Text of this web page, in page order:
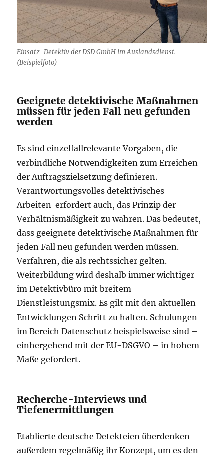
Einsatz-Detektiv der DSD GmbH im Auslandsdienst.
(Beispielfoto)
Geeignete detektivische Maßnahmen
müssen für jeden Fall neu gefunden
werden
Es sind einzelfallrelevante Vorgaben, die
verbindliche Notwendigkeiten zum Erreichen
der Auftragszielsetzung definieren.
Verantwortungsvolles detektivisches
Arbeiten erfordert auch, das Prinzip der
Verhältnismäßigkeit zu wahren. Das bedeutet,
dass geeignete detektivische Maßnahmen für
jeden Fall neu gefunden werden müssen.
Verfahren, die als rechtssicher gelten.
Weiterbildung wird deshalb immer wichtiger
im Detektivbüro mit breitem
Dienstleistungsmix. Es gilt mit den aktuellen
Entwicklungen Schritt zu halten. Schulungen
im Bereich Datenschutz beispielsweise sind –
einhergehend mit der EU-DSGVO – in hohem
Maße gefordert.
Recherche-Interviews und
Tiefenermittlungen
Etablierte deutsche Detekteien überdenken
außerdem regelmäßig ihr Konzept, um es den